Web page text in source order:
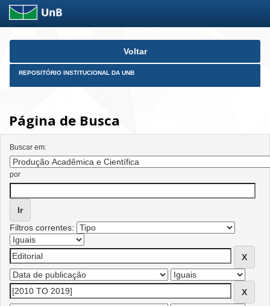
Skip
Voltar
REPOSITÓRIO INSTITUCIONAL DA UNB
Página de Busca
Buscar em:
por
Filtros correntes: